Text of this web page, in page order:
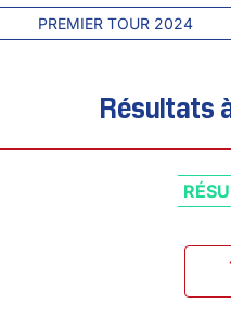
PREMIER TOUR 2024
Résultats